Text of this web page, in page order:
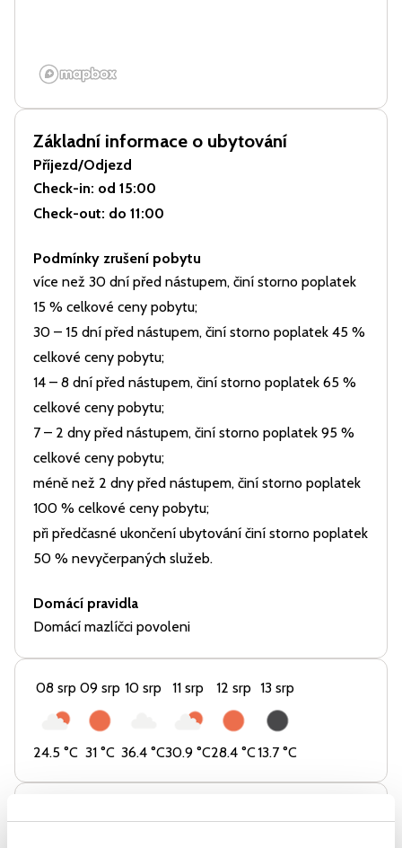
Základní informace o ubytování
Příjezd/Odjezd
Check-in: od 15:00
Check-out: do 11:00
Podmínky zrušení pobytu
více než 30 dní před nástupem, činí storno poplatek
15 % celkové ceny pobytu;
30 – 15 dní před nástupem, činí storno poplatek 45 %
celkové ceny pobytu;
14 – 8 dní před nástupem, činí storno poplatek 65 %
celkové ceny pobytu;
7 – 2 dny před nástupem, činí storno poplatek 95 %
celkové ceny pobytu;
méně než 2 dny před nástupem, činí storno poplatek
100 % celkové ceny pobytu;
při předčasné ukončení ubytování činí storno poplatek
50 % nevyčerpaných služeb.
Domácí pravidla
Domácí mazlíčci povoleni
08 srp
24.5 °C
09 srp
31°C
10 srp
36.4 °C
11 srp
30.9 °C
12 srp
28.4 °C
13 srp
13.7 °C